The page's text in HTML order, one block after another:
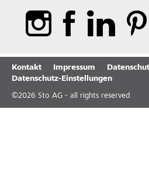
Kontakt Impressum
Datenschutz-Einstellungen
©2026 Sto AG - all rights reserved